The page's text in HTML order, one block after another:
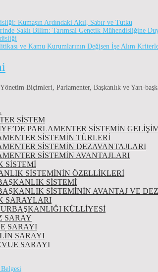
Kumaşın Ardındaki Akıl, Sabır ve Tutku
Saklı Bilim: Tarımsal Genetik Mühendisliğine
ve Kamu Kurumlarının Değişen İşe Alım
Biçimleri, Parlamenter, Başkanlık ve Yarı-
SİSTEM
PARLAMENTER SISTEMIN
SİSTEMİN TÜRLERİ
SİSTEMİN DEZAVANTAJLARI
SİSTEMİN AVANTAJLARI
SİSTEMİ
SISTEMININ ÖZELLIKLERI
SISTEMI
SISTEMININ AVANTAJ VE
SARAYLARI
KÜLLİYESİ
SARAY
SARAYI
SARAYI
SARAYI